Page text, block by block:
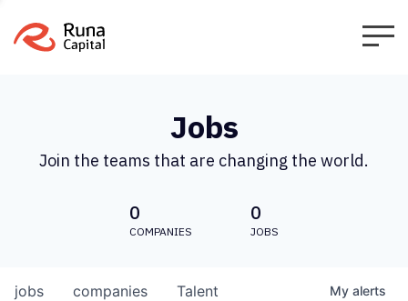
Jobs
Join the teams that are changing the world.
0
COMPANIES
0
JOBS
jobs companies Talent My alerts